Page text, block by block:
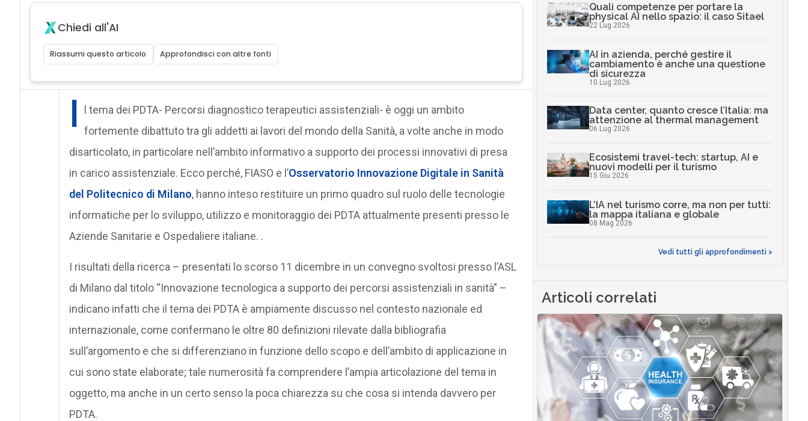
Chiedi all'AI
Riassumi questo articolo Approfondisci con altre fonti
I
l tema dei PDTA- Percorsi diagnostico terapeutici assistenziali- è oggi un ambito
fortemente dibattuto tra gli addetti ai lavori del mondo della Sanità, a volte anche in modo
disarticolato, in particolare nell’ambito informativo a supporto dei processi innovativi di presa
in carico assistenziale. Ecco perché, FIASO e l’Osservatorio Innovazione Digitale in Sanità
del Politecnico di Milano, hanno inteso restituire un primo quadro sul ruolo delle tecnologie
informatiche per lo sviluppo, utilizzo e monitoraggio dei PDTA attualmente presenti presso le
Aziende Sanitarie e Ospedaliere italiane. .
I risultati della ricerca – presentati lo scorso 11 dicembre in un convegno svoltosi presso l’ASL
di Milano dal titolo “Innovazione tecnologica a supporto dei percorsi assistenziali in sanità” –
indicano infatti che il tema dei PDTA è ampiamente discusso nel contesto nazionale ed
internazionale, come confermano le oltre 80 definizioni rilevate dalla bibliografia
sull’argomento e che si differenziano in funzione dello scopo e dell’ambito di applicazione in
cui sono state elaborate; tale numerosità fa comprendere l’ampia articolazione del tema in
oggetto, ma anche in un certo senso la poca chiarezza su che cosa si intenda davvero per
PDTA.
Quali competenze per portare la
physical AI nello spazio: il caso Sitael
22 Lug 2026
AI in azienda, perché gestire il
cambiamento è anche una questione
di sicurezza
10 Lug 2026
Data center, quanto cresce l’Italia: ma
attenzione al thermal management
06 Lug 2026
Ecosistemi travel-tech: startup, AI e
nuovi modelli per il turismo
15 Giu 2026
L’IA nel turismo corre, ma non per tutti:
la mappa italiana e globale
08 Mag 2026
Vedi tutti gli approfondimenti >
Articoli correlati